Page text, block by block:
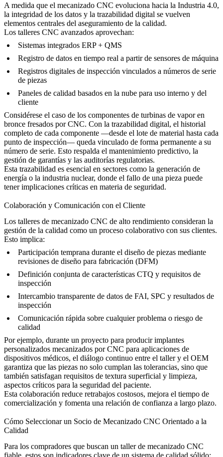
A medida que el mecanizado CNC evoluciona hacia la Industria 4.0,
la integridad de los datos y la trazabilidad digital se vuelven
elementos centrales del aseguramiento de la calidad.
Los talleres CNC avanzados aprovechan:
Sistemas integrados ERP + QMS
Registro de datos en tiempo real a partir de sensores de máquina
Registros digitales de inspección vinculados a números de serie
de piezas
Paneles de calidad basados en la nube para uso interno y del
cliente
Considérese el caso de los componentes de turbinas de vapor en
bronce fresados por CNC. Con la trazabilidad digital, el historial
completo de cada componente —desde el lote de material hasta cada
punto de inspección— queda vinculado de forma permanente a su
número de serie. Esto respalda el mantenimiento predictivo, la
gestión de garantías y las auditorías regulatorias.
Esta trazabilidad es esencial en sectores como la generación de
energía o la industria nuclear, donde el fallo de una pieza puede
tener implicaciones críticas en materia de seguridad.
Colaboración y Comunicación con el Cliente
Los talleres de mecanizado CNC de alto rendimiento consideran la
gestión de la calidad como un proceso colaborativo con sus clientes.
Esto implica:
Participación temprana durante el diseño de piezas mediante
revisiones de diseño para fabricación (DFM)
Definición conjunta de características CTQ y requisitos de
inspección
Intercambio transparente de datos de FAI, SPC y resultados de
inspección
Comunicación rápida sobre cualquier problema o riesgo de
calidad
Por ejemplo, durante un proyecto para producirimplantes
personalizados mecanizados por CNC para aplicaciones de
dispositivos médicos, el diálogo continuo entre el taller y el OEM
garantiza que las piezas no solo cumplan las tolerancias, sino que
también satisfagan requisitos de textura superficial y limpieza,
aspectos críticos para la seguridad del paciente.
Esta colaboración reduce retrabajos costosos, mejora el tiempo de
comercialización y fomenta una relación de confianza a largo plazo.
Cómo Seleccionar un Socio de Mecanizado CNC Orientado a la
Calidad
Para los compradores que buscan un taller de mecanizado CNC